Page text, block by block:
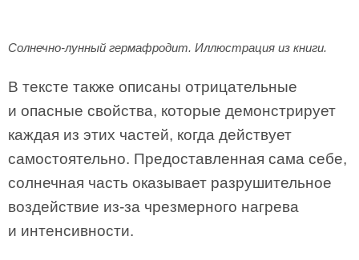
Солнечно-лунный гермафродит. Иллюстрация из книги.
В тексте также описаны отрицательные
и опасные свойства, которые демонстрирует
каждая из этих частей, когда действует
самостоятельно. Предоставленная сама себе,
солнечная часть оказывает разрушительное
воздействие из-за чрезмерного нагрева
и интенсивности.